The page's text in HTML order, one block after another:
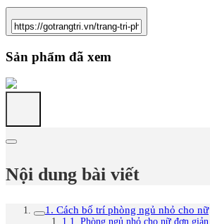
Sản phẩm đã xem
Nội dung bài viết
1. Cách bố trí phòng ngủ nhỏ cho nữ
1.1. Phòng ngủ nhỏ cho nữ đơn giản